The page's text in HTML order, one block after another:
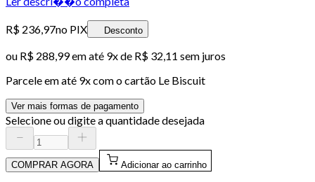
R$ 236,97no PIX Desconto
ou R$ 288,99em até 9x de R$ 32,11 sem juros
Parcele em até 9x com o cartão Le Biscuit
Ver mais formas de pagamento
Selecione ou digite a quantidade desejada
COMPRAR AGORA Adicionar ao carrinho